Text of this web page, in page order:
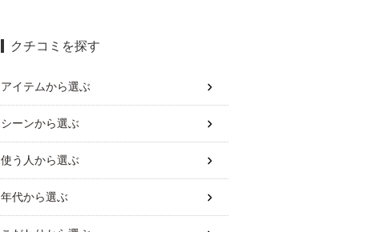
クチコミを探す
アイテムから選ぶ
シーンから選ぶ
使う人から選ぶ
年代から選ぶ